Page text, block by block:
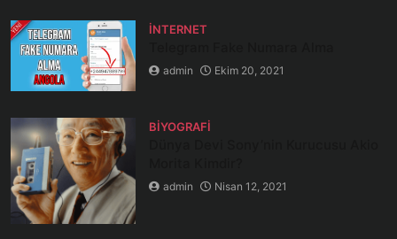
İNTERNET
admin Ekim 20, 2021
BIYOGRAFI
admin Nisan 12, 2021